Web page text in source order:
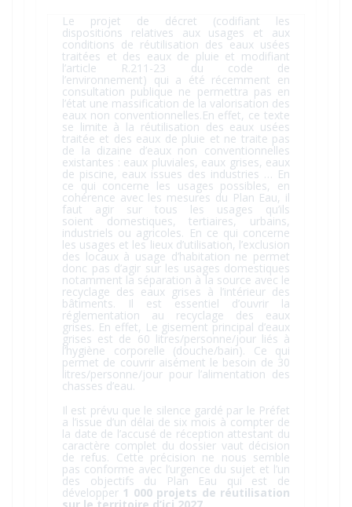
Le projet de décret (codifiant les
dispositions relatives aux usages et aux
conditions de réutilisation des eaux usées
traitées et des eaux de pluie et modifiant
l’article R.211-23 du code de
l’environnement) qui a été récemment en
consultation publique ne permettra pas en
l’état une massification de la valorisation des
eaux non conventionnelles.En effet, ce texte
se limite à la réutilisation des eaux usées
traitée et des eaux de pluie et ne traite pas
de la dizaine d’eaux non conventionnelles
existantes : eaux pluviales, eaux grises, eaux
de piscine, eaux issues des industries … En
ce qui concerne les usages possibles, en
cohérence avec les mesures du Plan Eau, il
faut agir sur tous les usages qu’ils
soient domestiques, tertiaires, urbains,
industriels ou agricoles. En ce qui concerne
les usages et les lieux d’utilisation, l’exclusion
des locaux à usage d’habitation ne permet
donc pas d’agir sur les usages domestiques
notamment la séparation à la source avec le
recyclage des eaux grises à l’intérieur des
bâtiments. Il est essentiel d’ouvrir la
réglementation au recyclage des eaux
grises. En effet, Le gisement principal d’eaux
grises est de 60 litres/personne/jour liés à
l’hygiène corporelle (douche/bain). Ce qui
permet de couvrir aisément le besoin de 30
litres/personne/jour pour l’alimentation des
chasses d’eau.
Il est prévu que le silence gardé par le Préfet
a l’issue d’un délai de six mois à compter de
la date de l’accusé de réception attestant du
caractère complet du dossier vaut décision
de refus. Cette précision ne nous semble
pas conforme avec l’urgence du sujet et l’un
des objectifs du Plan Eau qui est de
développer 1 000 projets de réutilisation